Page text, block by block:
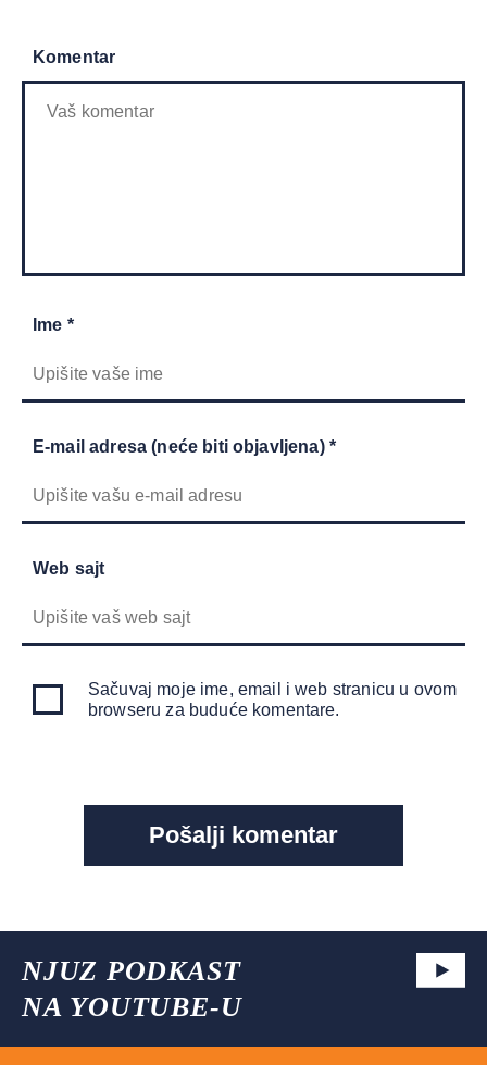
Komentar
Ime *
E-mail adresa (neće biti objavljena) *
Web sajt
Sačuvaj moje ime, email i web stranicu u ovom
browseru za buduće komentare.
NJUZ PODKAST
NA YOUTUBE-U